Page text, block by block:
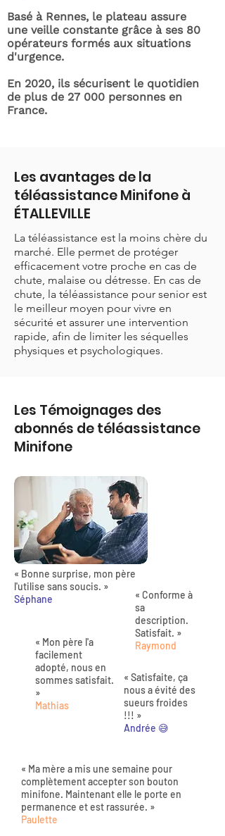
Basé à Rennes, le plateau assure
une veille constante grâce à ses 80
opérateurs formés aux situations
d'urgence.
En 2020, ils sécurisent le quotidien
de plus de 27 000 personnes en
France.
Les avantages de la
téléassistance Minifone à
ÉTALLEVILLE
La téléassistance est la moins chère du
marché. Elle permet de protéger
efficacement votre proche en cas de
chute, malaise ou détresse. En cas de
chute, la téléassistance pour senior est
le meilleur moyen pour vivre en
sécurité et assurer une intervention
rapide, afin de limiter les séquelles
physiques et psychologiques.
Les Témoignages des
abonnés de téléassistance
Minifone
« Bonne surprise, mon père
l'utilise sans soucis. »
Séphane
« Mon père l'a
facilement
adopté, nous en
sommes satisfait.
»
Mathias
« Conforme à
sa
description.
Satisfait. »
Raymond
« Satisfaite, ça
nous a évité des
sueurs froides
!!! »
Andrée 😅
« Ma mère a mis une semaine pour
complètement accepter son bouton
minifone. Maintenant elle le porte en
permanence et est rassurée. »
Paulette